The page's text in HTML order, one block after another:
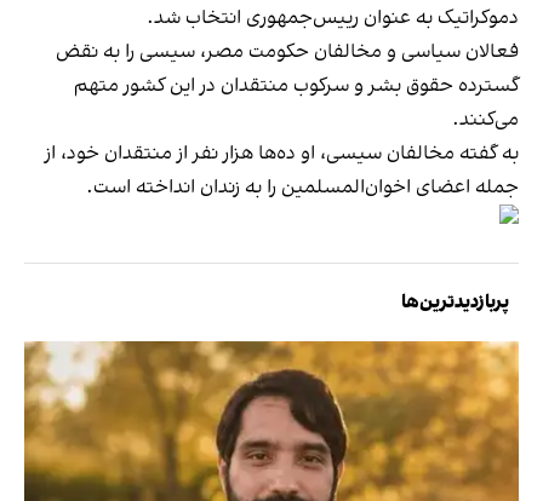
دموکراتیک به عنوان رییس‌جمهوری انتخاب شد.
فعالان سیاسی و مخالفان حکومت مصر، سیسی را به نقض
گسترده حقوق بشر و سرکوب منتقدان در این کشور متهم
می‌کنند.
به گفته مخالفان سیسی، او ده‌ها هزار نفر از منتقدان خود، از
جمله اعضای اخوان‌المسلمین را به زندان انداخته است.
پربازدیدترین‌ها